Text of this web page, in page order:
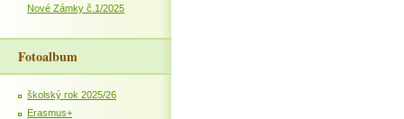
Nové Zámky č.1/2025
Fotoalbum
školský rok 2025/26
Erasmus+